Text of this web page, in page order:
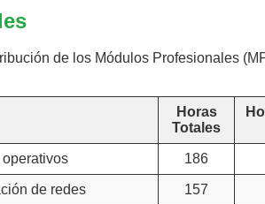
de los Módulos Profesionales
Horas
Totales
186
de redes 157